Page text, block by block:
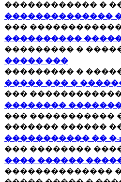
������������ �
��������������
���
����������
��������� �
����� ���
��������� �
����� ��� �
���
��������
��� �����������
������� ������
����������� �� �-
��� ��������
���� ������
��������������